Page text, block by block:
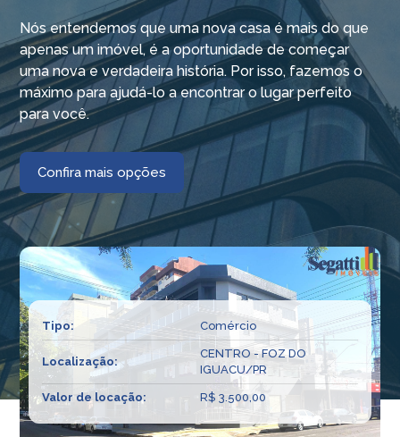
Nós entendemos que uma nova casa é mais do que
apenas um imóvel, é a oportunidade de começar
uma nova e verdadeira história. Por isso, fazemos o
máximo para ajudá-lo a encontrar o lugar perfeito
para você.
Confira mais opções
Tipo: Comércio
Localização:
CENTRO - FOZ DO
IGUACU/PR
Valor de locação: R$ 3.500,00